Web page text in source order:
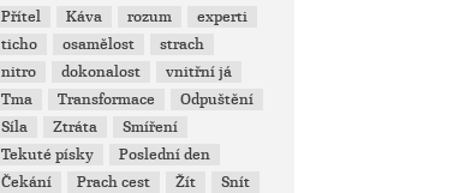
Přítel
Káva rozum
experti
ticho
osamělost
strach
nitro
dokonalost
vnitřní já
Tma
Transformace
Odpuštění
Síla
Ztráta
Smíření
Tekuté písky
Poslední den
Čekání
Prach cest Žít
Snít